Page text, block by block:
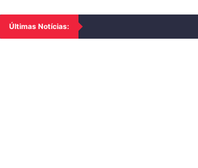
Últimas Notícias: